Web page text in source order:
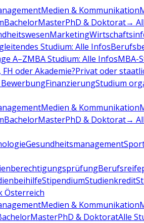
Medien & Kommunikation
BachelorMasterPhD & Doktorat→
Marketing
Studium: Alle Infos
A–ZMBA Studium: Alle InfosMBA-
FH oder Akademie?Privat oder
FinanzierungStudium
Medien & Kommunikation
BachelorMasterPhD & Doktorat→
Gesundheitsmanagement
StipendiumStudienkredit
Österreich
Medien & Kommunikation
MasterPhD & DoktoratAlle